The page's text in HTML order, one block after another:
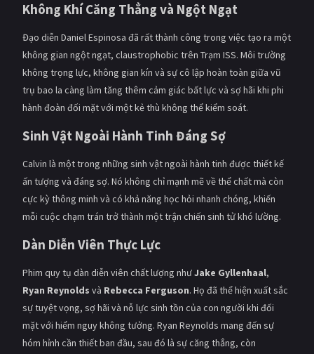
Không Khí Căng Thẳng và Ngột Ngạt
Đạo diễn Daniel Espinosa đã rất thành công trong việc tạo ra một
không gian ngột ngạt, claustrophobic trên Trạm ISS. Môi trường
không trọng lực, không gian kín và sự cô lập hoàn toàn giữa vũ
trụ bao la càng làm tăng thêm cảm giác bất lực và sợ hãi khi phi
hành đoàn đối mặt với một kẻ thù không thể kiểm soát.
Sinh Vật Ngoài Hành Tinh Đáng Sợ
Calvin là một trong những sinh vật ngoài hành tinh được thiết kế
ấn tượng và đáng sợ. Nó không chỉ mạnh mẽ về thể chất mà còn
cực kỳ thông minh và có khả năng học hỏi nhanh chóng, khiến
mỗi cuộc chạm trán trở thành một trận chiến sinh tử khó lường.
Dàn Diễn Viên Thực Lực
Phim quy tụ dàn diễn viên chất lượng nhưJake Gyllenhaal,
Ryan Reynolds và Rebecca Ferguson. Họ đã thể hiện xuất sắc
sự tuyệt vọng, sợ hãi và nỗ lực sinh tồn của con người khi đối
mặt với hiểm nguy không tưởng. Ryan Reynolds mang đến sự
hóm hỉnh cần thiết ban đầu, sau đó là sự căng thẳng, còn